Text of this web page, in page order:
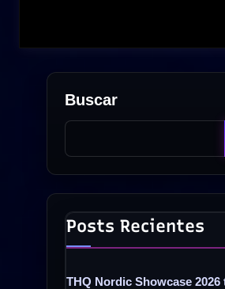
Buscar
Posts Recientes
THQ Nordic Showcase